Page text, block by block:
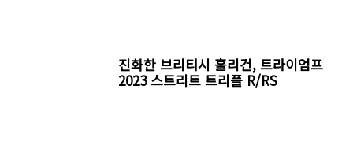
진화한 브리티시 훌리건, 트라이엄프
2023 스트리트 트리플 R/RS